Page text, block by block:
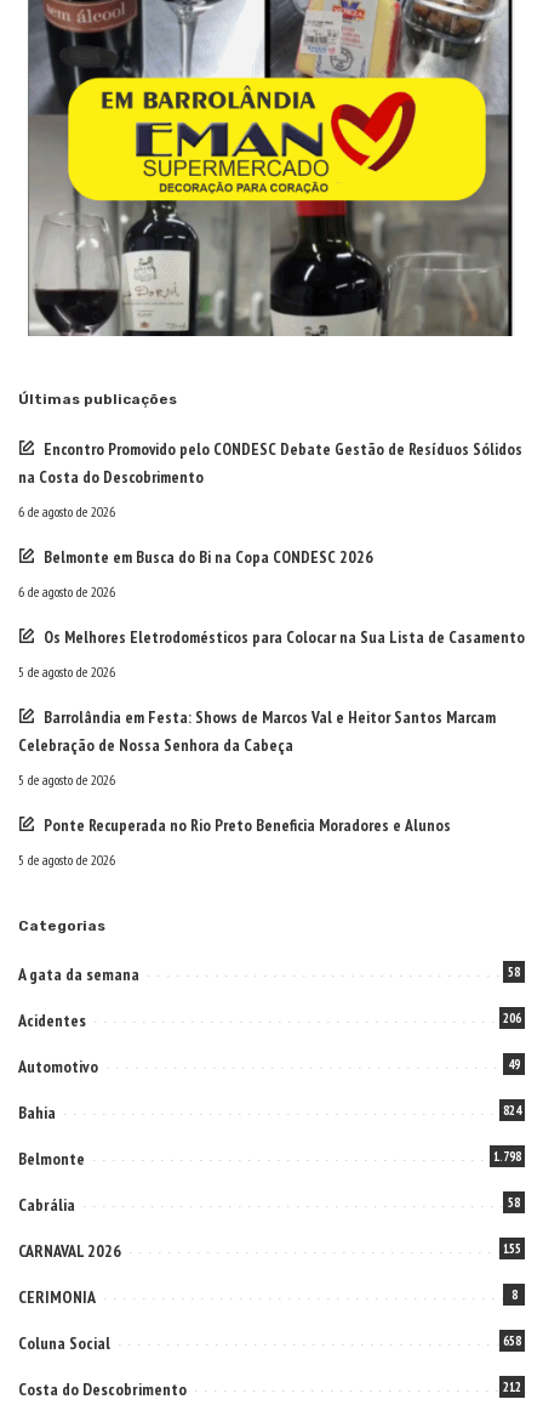
Últimas publicações
Encontro Promovido pelo CONDESC Debate Gestão de Resíduos Sólidos
na Costa do Descobrimento
6 de agosto de 2026
Belmonte em Busca do Bi na Copa CONDESC 2026
6 de agosto de 2026
Os Melhores Eletrodomésticos para Colocar na Sua Lista de Casamento
5 de agosto de 2026
Barrolândia em Festa: Shows de Marcos Val e Heitor Santos Marcam
Celebração de Nossa Senhora da Cabeça
5 de agosto de 2026
Ponte Recuperada no Rio Preto Beneficia Moradores e Alunos
5 de agosto de 2026
Categorias
A gata da semana 58
Acidentes 206
Automotivo 49
Bahia 824
Belmonte 1.798
Cabrália 58
CARNAVAL 2026 155
CERIMONIA 8
Coluna Social 658
Costa do Descobrimento 212